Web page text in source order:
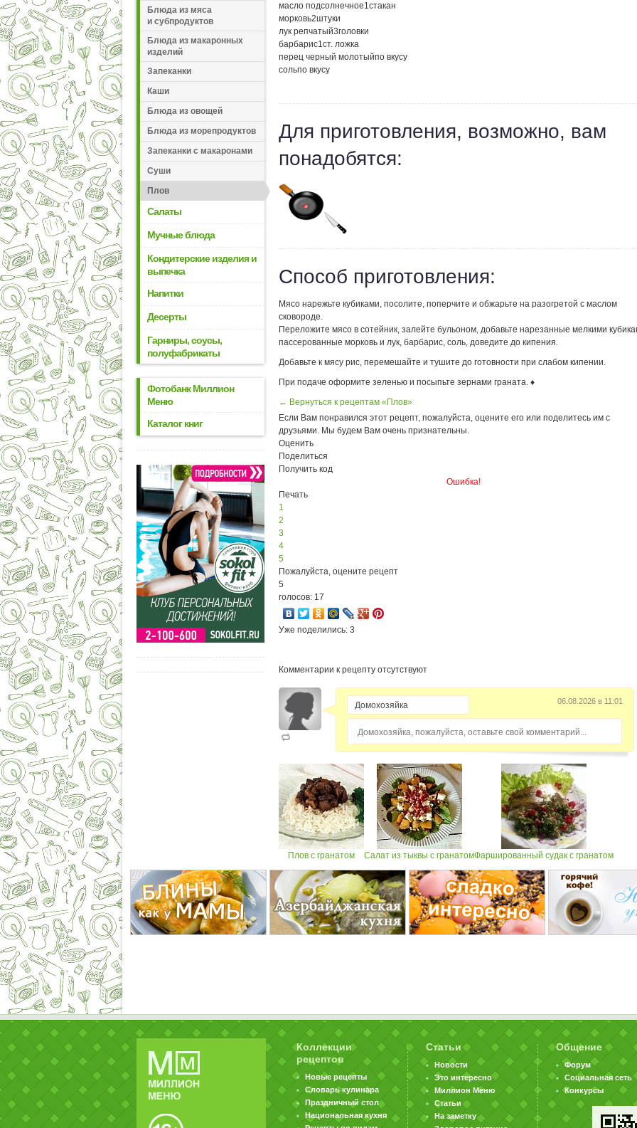
Блюда из мяса
и субпродуктов
Блюда из макаронных
изделий
Запеканки
Каши
Блюда из овощей
Блюда из морепродуктов
Запеканки с макаронами
Суши
Плов
Салаты
Мучные блюда
Кондитерские изделия и
выпечка
Напитки
Десерты
Гарниры, соусы,
полуфабрикаты
Фотобанк Миллион
Меню
Каталог книг
масло подсолнечное1стакан
морковь2штуки
лук репчатый3головки
барбарис1ст. ложка
перец черный молотыйпо вкусу
сольпо вкусу
Для приготовления, возможно, вам
понадобятся:
Способ приготовления:
Мясо нарежьте кубиками, посолите, поперчите и обжарьте на разогретой с маслом
сковороде.
Переложите мясо в сотейник, залейте бульоном, добавьте нарезанные мелкими
пассерованные морковь и лук, барбарис, соль, доведите до кипения.
Добавьте к мясу рис, перемешайте и тушите до готовности при слабом кипении.
При подаче оформите зеленью и посыпьте зернами граната. ♦
← Вернуться к рецептам «Плов»
Если Вам понравился этот рецепт, пожалуйста, оцените его или поделитесь им с
друзьями. Мы будем Вам очень признательны.
Оценить
Поделиться
Получить код
Ошибка!
Печать
1
2
3
4
5
Пожалуйста, оцените рецепт
5
голосов: 17
Уже поделились: 3
Комментарии к рецепту отсутствуют
06.08.2026 в 11:01
Домохозяйка, пожалуйста, оставьте свой комментарий...
Плов с гранатом Салат из тыквы с гранатомФаршированный судак с гранатом
Коллекции
рецептов
Новые рецепты
Словарь кулинара
Праздничный стол
Национальная кухня
Статьи
Новости
Это интересно
Миллион Меню
Статьи
На заметку
Общение
Форум
Социальная сеть
Конкурсы